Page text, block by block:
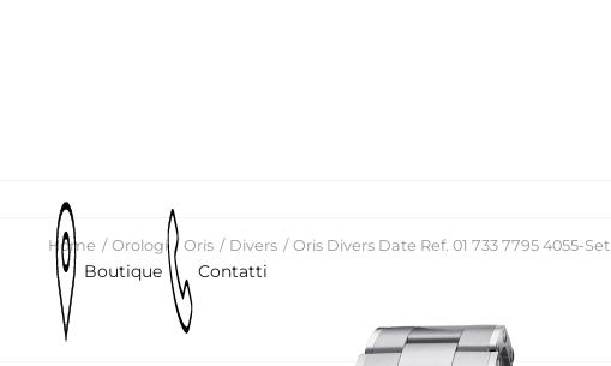
Boutique Contatti
Home Orologi Oris Divers Oris Divers Date Ref. 01 733 7795 4055-Set